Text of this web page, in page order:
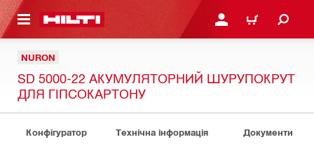
ЗМІСТУ УВІЙТИ АБО
КОШИК
NURON
SD 5000-22 АКУМУЛЯТОРНИЙ ШУРУПОКРУТ
ДЛЯ ГІПСОКАРТОНУ
Конфігуратор Технічна інформація Документи